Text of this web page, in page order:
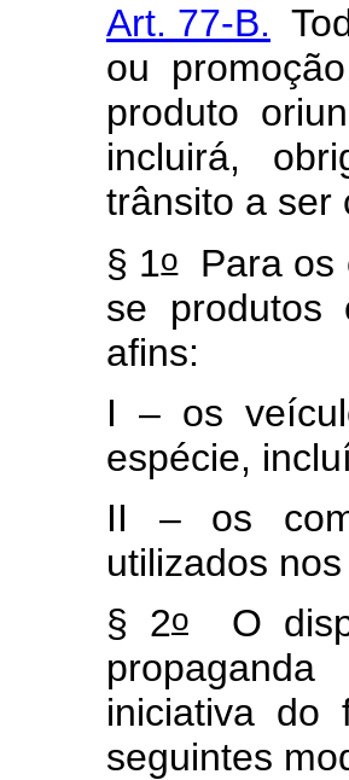
Art. 77-B.
ou
produto
incluirá,
trânsito a ser
§ 1oPara os
se produtos
afins:
I – os
espécie,
II – os
utilizados
§ 2oO
iniciativa do
seguintes